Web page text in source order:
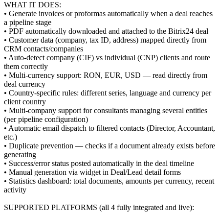
WHAT IT DOES:
• Generate invoices or proformas automatically when a deal reaches
a pipeline stage
• PDF automatically downloaded and attached to the Bitrix24 deal
• Customer data (company, tax ID, address) mapped directly from
CRM contacts/companies
• Auto-detect company (CIF) vs individual (CNP) clients and route
them correctly
• Multi-currency support: RON, EUR, USD — read directly from
deal currency
• Country-specific rules: different series, language and currency per
client country
• Multi-company support for consultants managing several entities
(per pipeline configuration)
• Automatic email dispatch to filtered contacts (Director, Accountant,
etc.)
• Duplicate prevention — checks if a document already exists before
generating
• Success/error status posted automatically in the deal timeline
• Manual generation via widget in Deal/Lead detail forms
• Statistics dashboard: total documents, amounts per currency, recent
activity
SUPPORTED PLATFORMS (all 4 fully integrated and live):